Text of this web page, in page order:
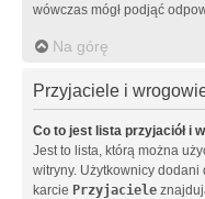
wówczas mógł podjąć
Na górę
Przyjaciele i
Co to jest lista przyjaciół i
Jest to lista, którą można
witryny. Użytkownicy dodani
karcie Przyjaciele